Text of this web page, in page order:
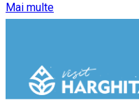
Mai multe